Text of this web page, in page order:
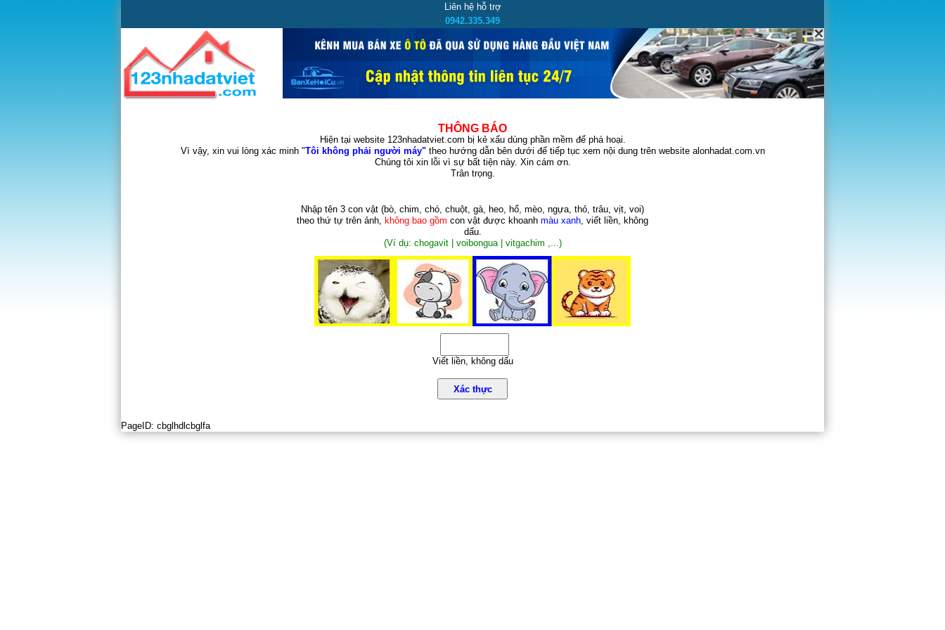
Liên hệ hỗ trợ
0942.335.349
THÔNG BÁO
Hiện tại website 123nhadatviet.com bị kẻ xấu dùng phần mềm để phá hoại.
Vì vậy, xin vui lòng xác minh "Tôi không phải người máy"theo hướng dẫn bên dưới để tiếp tục xem nội dung trên website alonhadat.com.vn
Chúng tôi xin lỗi vì sự bất tiện này. Xin cám ơn.
Trân trọng.
Nhập tên 3 con vật (bò, chim, chó, chuột, gà, heo, hổ, mèo, ngựa, thỏ, trâu, vịt, voi)
theo thứ tự trên ảnh, không bao gồm con vật được khoanh màu xanh, viết liền, không
dấu.
(Ví dụ: chogavit | voibongua | vitgachim ,...)
Viết liền, không dấu
Xác thực
PageID: cbglhdlcbglfa